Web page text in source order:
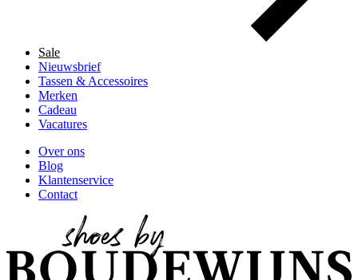
Sale
Nieuwsbrief
Tassen & Accessoires
Merken
Cadeau
Vacatures
Over ons
Blog
Klantenservice
Contact